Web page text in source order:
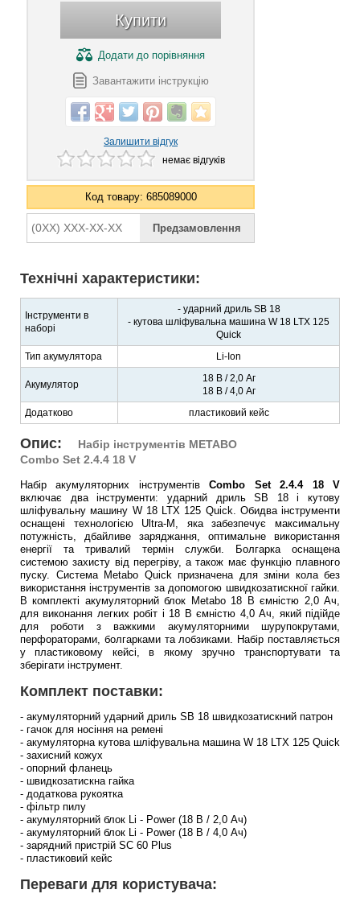
Купити
Додати до порівняння
Завантажити інструкцію
Залишити відгук
немає відгуків
Код товару: 685089000
Технічні характеристики:
Інструменти в
наборі
- ударний дриль SВ 18
- кутова шліфувальна машина W 18 LTX 125
Quick
Тип акумулятора
Li-Ion
Акумулятор
18 В / 2,0 Аг
18 В / 4,0 Аг
Додатково
пластиковий кейс
Опис:
Набір інструментів METABO
Combo Set 2.4.4 18 V
Набір акумуляторних інструментівCombo Set 2.4.4 18 V
включає два інструменти: ударний дриль SВ 18 і кутову
шліфувальну машину W 18 LTX 125 Quick. Обидва інструменти
оснащені технологією Ultra-M, яка забезпечує максимальну
потужність, дбайливе заряджання, оптимальне використання
енергії та тривалий термін служби. Болгарка оснащена
системою захисту від перегріву, а також має функцію плавного
пуску. Система Metabo Quick призначена для зміни кола без
використання інструментів за допомогою швидкозатискної гайки.
В комплекті акумуляторний блок Metabo 18 В ємністю 2,0 Ач,
для виконання легких робіт і 18 В ємністю 4,0 Ач, який підійде
для роботи з важкими акумуляторними шурупокрутами,
перфораторами, болгарками та лобзиками. Набір поставляється
у пластиковому кейсі, в якому зручно транспортувати та
зберігати інструмент.
Комплект поставки:
- акумуляторний ударний дриль SВ 18 швидкозатискний патрон
- гачок для носіння на ремені
- акумуляторна кутова шліфувальна машина W 18 LTX 125 Quick
- захисний кожух
- опорний фланець
- швидкозатискна гайка
- додаткова рукоятка
- фільтр пилу
- акумуляторний блок Li - Power (18 В / 2,0 Ач)
- акумуляторний блок Li - Power (18 В / 4,0 Ач)
- зарядний пристрій SC 60 Plus
- пластиковий кейс
Переваги для користувача: